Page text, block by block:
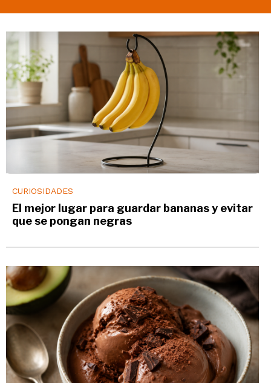
CURIOSIDADES
El mejor lugar para guardar bananas y evitar
que se pongan negras